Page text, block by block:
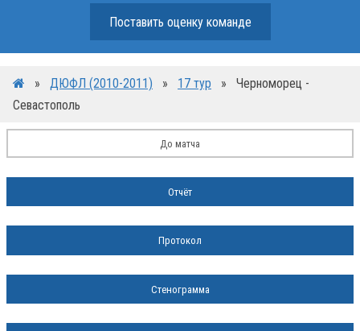
Поставить оценку команде
» ДЮФЛ (2010-2011) » 17 тур »
Черноморец -
Севастополь
До матча
Отчёт
Протокол
Стенограмма